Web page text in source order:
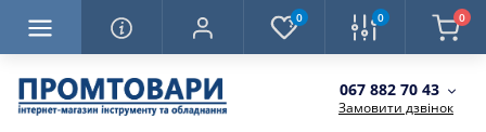
0 0 0
067 882 70 43
Замовити дзвінок